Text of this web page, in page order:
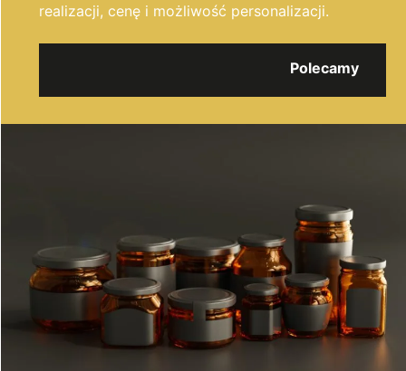
realizacji, cenę i możliwość personalizacji.
Polecamy